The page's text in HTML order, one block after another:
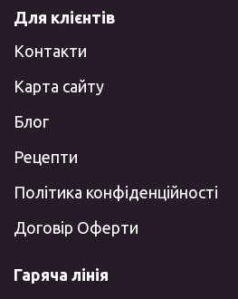
Для клієнтів
Контакти
Карта сайту
Блог
Рецепти
Політика конфіденційності
Договір Оферти
Гаряча лінія